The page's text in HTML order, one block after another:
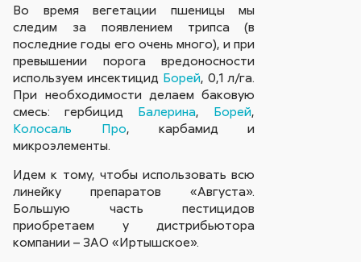
Во время вегетации пшеницы мы
следим за появлением трипса (в
последние годы его очень много), и при
превышении порога вредоносности
используем инсектицид Борей, 0,1 л/га.
При необходимости делаем баковую
смесь: гербицид Балерина, Борей,
Колосаль Про, карбамид и
микроэлементы.
Идем к тому, чтобы использовать всю
линейку препаратов «Августа».
Большую часть пестицидов
приобретаем у дистрибьютора
компании – ЗАО «Иртышское».